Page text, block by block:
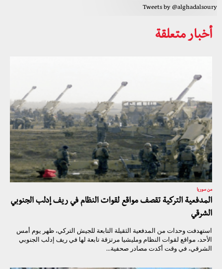
Tweets by @alghadalsoury
أخبار متعلقة
من سوريا
المدفعية التركية تقصف مواقع لقوات النظام في ريف إدلب الجنوبي
الشرقي
استهدفت وحدات من المدفعية الثقيلة التابعة للجيش التركي، ظهر يوم أمس
الأحد، مواقع لقوات النظام ومليشيا مرتزقة تابعة لها في ريف إدلب الجنوبي
الشرقي، في وقت أكدت مصادر صحفية...